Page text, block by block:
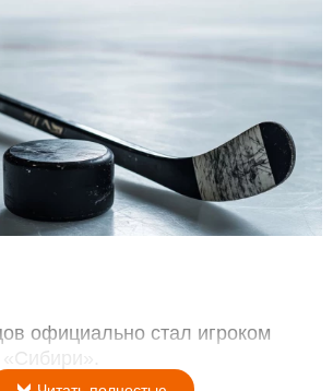
официально стал игроком